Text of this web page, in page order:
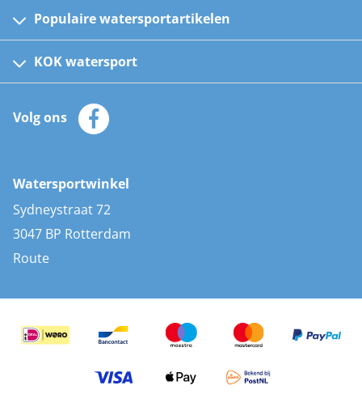
Populaire watersportartikelen
Kinder reddingsvesten
Automatische reddingsvesten
Zeilkleding
Zonnepanelen
AIS transponders
Stootwillen en fenders
Bootkussens
Zwemtrappen
KOK watersport
Klantenservice
Merken
Volg ons
Watersportwinkel
Sydneystraat 72
3047 BP Rotterdam
Route